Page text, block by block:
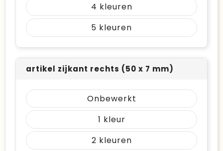
4
5
artikel zijkant rechts (50 x 7 mm)
Onbewerkt
1
2